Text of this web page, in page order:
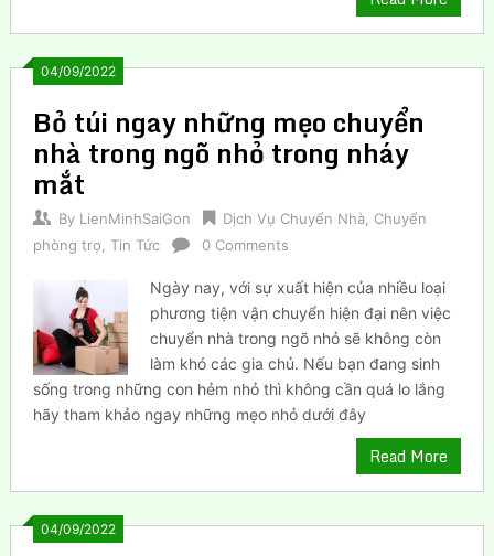
04/09/2022
Bỏ túi ngay những mẹo chuyển
nhà trong ngõ nhỏ trong nháy
mắt
By LienMinhSaiGon Dịch Vụ Chuyển Nhà, Chuyển
phòng trọ
Tin Tức 0 Comments
Ngày nay, với sự xuất hiện của nhiều loại
phương tiện vận chuyển hiện đại nên việc
chuyển nhà trong ngõ nhỏ sẽ không còn
làm khó các gia chủ. Nếu bạn đang sinh
sống trong những con hẻm nhỏ thì không cần quá lo lắng
hãy tham khảo ngay những mẹo nhỏ dưới đây
Read More
04/09/2022